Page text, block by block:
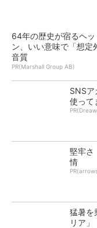
64年の歴史が宿るヘッ
ン、いい意味で「想定
音質
PR(Marshall Group AB)
SNSア
使って
堅牢さ
情
猛暑を
リア